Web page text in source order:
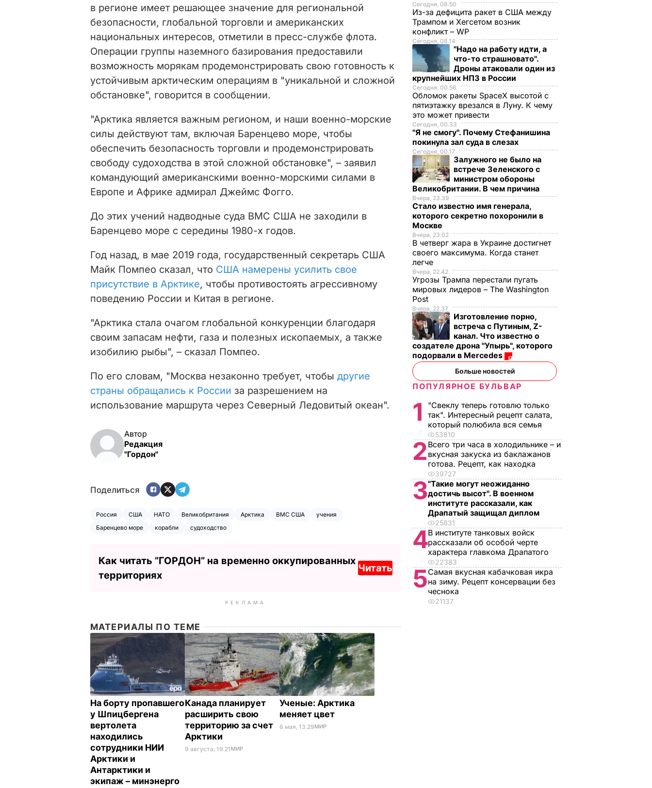
в регионе имеет решающее значение для региональной
безопасности, глобальной торговли и американских
национальных интересов, отметили в пресс-службе флота.
Операции группы наземного базирования предоставили
возможность морякам продемонстрировать свою готовность к
устойчивым арктическим операциям в "уникальной и сложной
обстановке", говорится в сообщении.
"Арктика является важным регионом, и наши военно-морские
силы действуют там, включая Баренцево море, чтобы
обеспечить безопасность торговли и продемонстрировать
свободу судоходства в этой сложной обстановке", – заявил
командующий американскими военно-морскими силами в
Европе и Африке адмирал Джеймс Фогго.
До этих учений надводные суда ВМС США не заходили в
Баренцево море с середины 1980-х годов.
Год назад, в мае 2019 года, государственный секретарь США
Майк Помпео сказал, что США намерены усилить свое
присутствие в Арктике, чтобы противостоять агрессивному
поведению России и Китая в регионе.
"Арктика стала очагом глобальной конкуренции благодаря
своим запасам нефти, газа и полезных ископаемых, а также
изобилию рыбы", – сказал Помпео.
По его словам, "Москва незаконно требует, чтобы другие
страны обращались к России за разрешением на
использование маршрута через Северный Ледовитый океан".
Автор
Редакция
"Гордон"
Поделиться
Россия США НАТО Великобритания Арктика ВМС США
учения
Баренцево море
корабли судоходство
Как читать ”ГОРДОН” на временно оккупированных
территориях
Читать
РЕКЛАМА
МАТЕРИАЛЫ ПО ТЕМЕ
На борту пропавшего
у Шпицбергена
вертолета
находились
сотрудники НИИ
Арктики и
Антарктики и
экипаж – минэнерго
Канада планирует
расширить свою
территорию за счет
Арктики
9 августа, 19.21 МИР
Ученые: Арктика
меняет цвет
6 мая, 13.29МИР
Сегодня, 08.50
Из-за дефицита ракет в США между
Трампом и Хегсетом возник
конфликт – WP
Сегодня, 08.14
"Надо на работу идти, а
что-то страшновато".
Дроны атаковали один из
крупнейших НПЗ в России
Сегодня, 00.56
Обломок ракеты SpaceX высотой с
пятиэтажку врезался в Луну. К чему
это может привести
Сегодня, 00.33
"Я не смогу". Почему Стефанишина
покинула зал суда в слезах
Сегодня, 00.17
Залужного не было на
встрече Зеленского с
министром обороны
Великобритании. В чем причина
Вчера, 23.39
Стало известно имя генерала,
которого секретно похоронили в
Москве
Вчера, 23.02
В четверг жара в Украине достигнет
своего максимума. Когда станет
легче
Вчера, 22.42
Угрозы Трампа перестали пугать
мировых лидеров – The Washington
Post
Вчера, 22.37
Изготовление порно,
встреча с Путиным, Z-
канал. Что известно о
создателе дрона "Упырь", которого
подорвали в Mercedes
Больше новостей
ПОПУЛЯРНОЕ БУЛЬВАР
1
"Свеклу теперь готовлю только
так". Интересный рецепт салата,
который полюбила вся семья
53810
2 Всего три часа в холодильнике – и
вкусная закуска из баклажанов
готова. Рецепт, как находка
39727
3"Такие могут неожиданно
достичь высот". В военном
институте рассказали, как
Драпатый защищал диплом
25831
4В институте танковых войск
рассказали об особой черте
характера главкома Драпатого
22383
5Самая вкусная кабачковая икра
на зиму. Рецепт консервации без
чеснока
21137